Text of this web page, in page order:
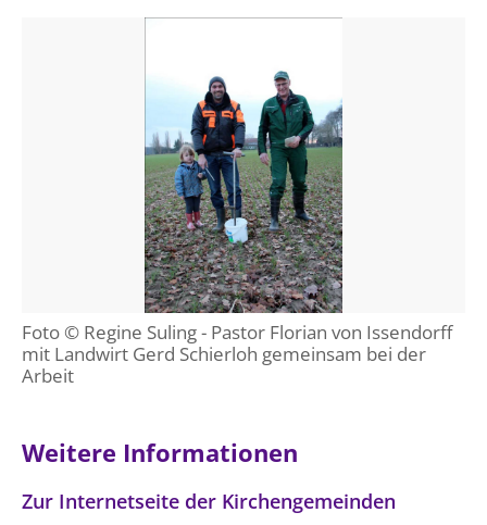
Foto © Regine Suling - Pastor Florian von Issendorff
mit Landwirt Gerd Schierloh gemeinsam bei der
Arbeit
Weitere Informationen
Zur Internetseite der Kirchengemeinden